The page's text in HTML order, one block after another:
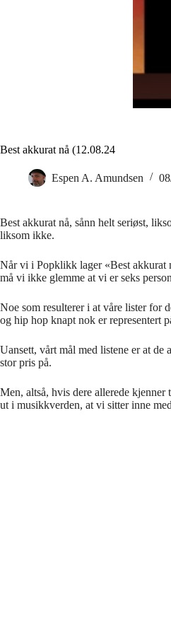
Best akkurat nå (12.08.24
Espen A. Amundsen
Best akkurat nå, sånn helt seriøst,
liksom ikke.
Når vi i Popklikk lager «Best akkurat
må vi ikke glemme at vi er seks
Noe som resulterer i at våre lister for
og hip hop knapt nok er representert
Uansett, vårt mål med listene er at
stor pris på.
Men, altså, hvis dere allerede
ut i musikkverden, at vi sitter inne